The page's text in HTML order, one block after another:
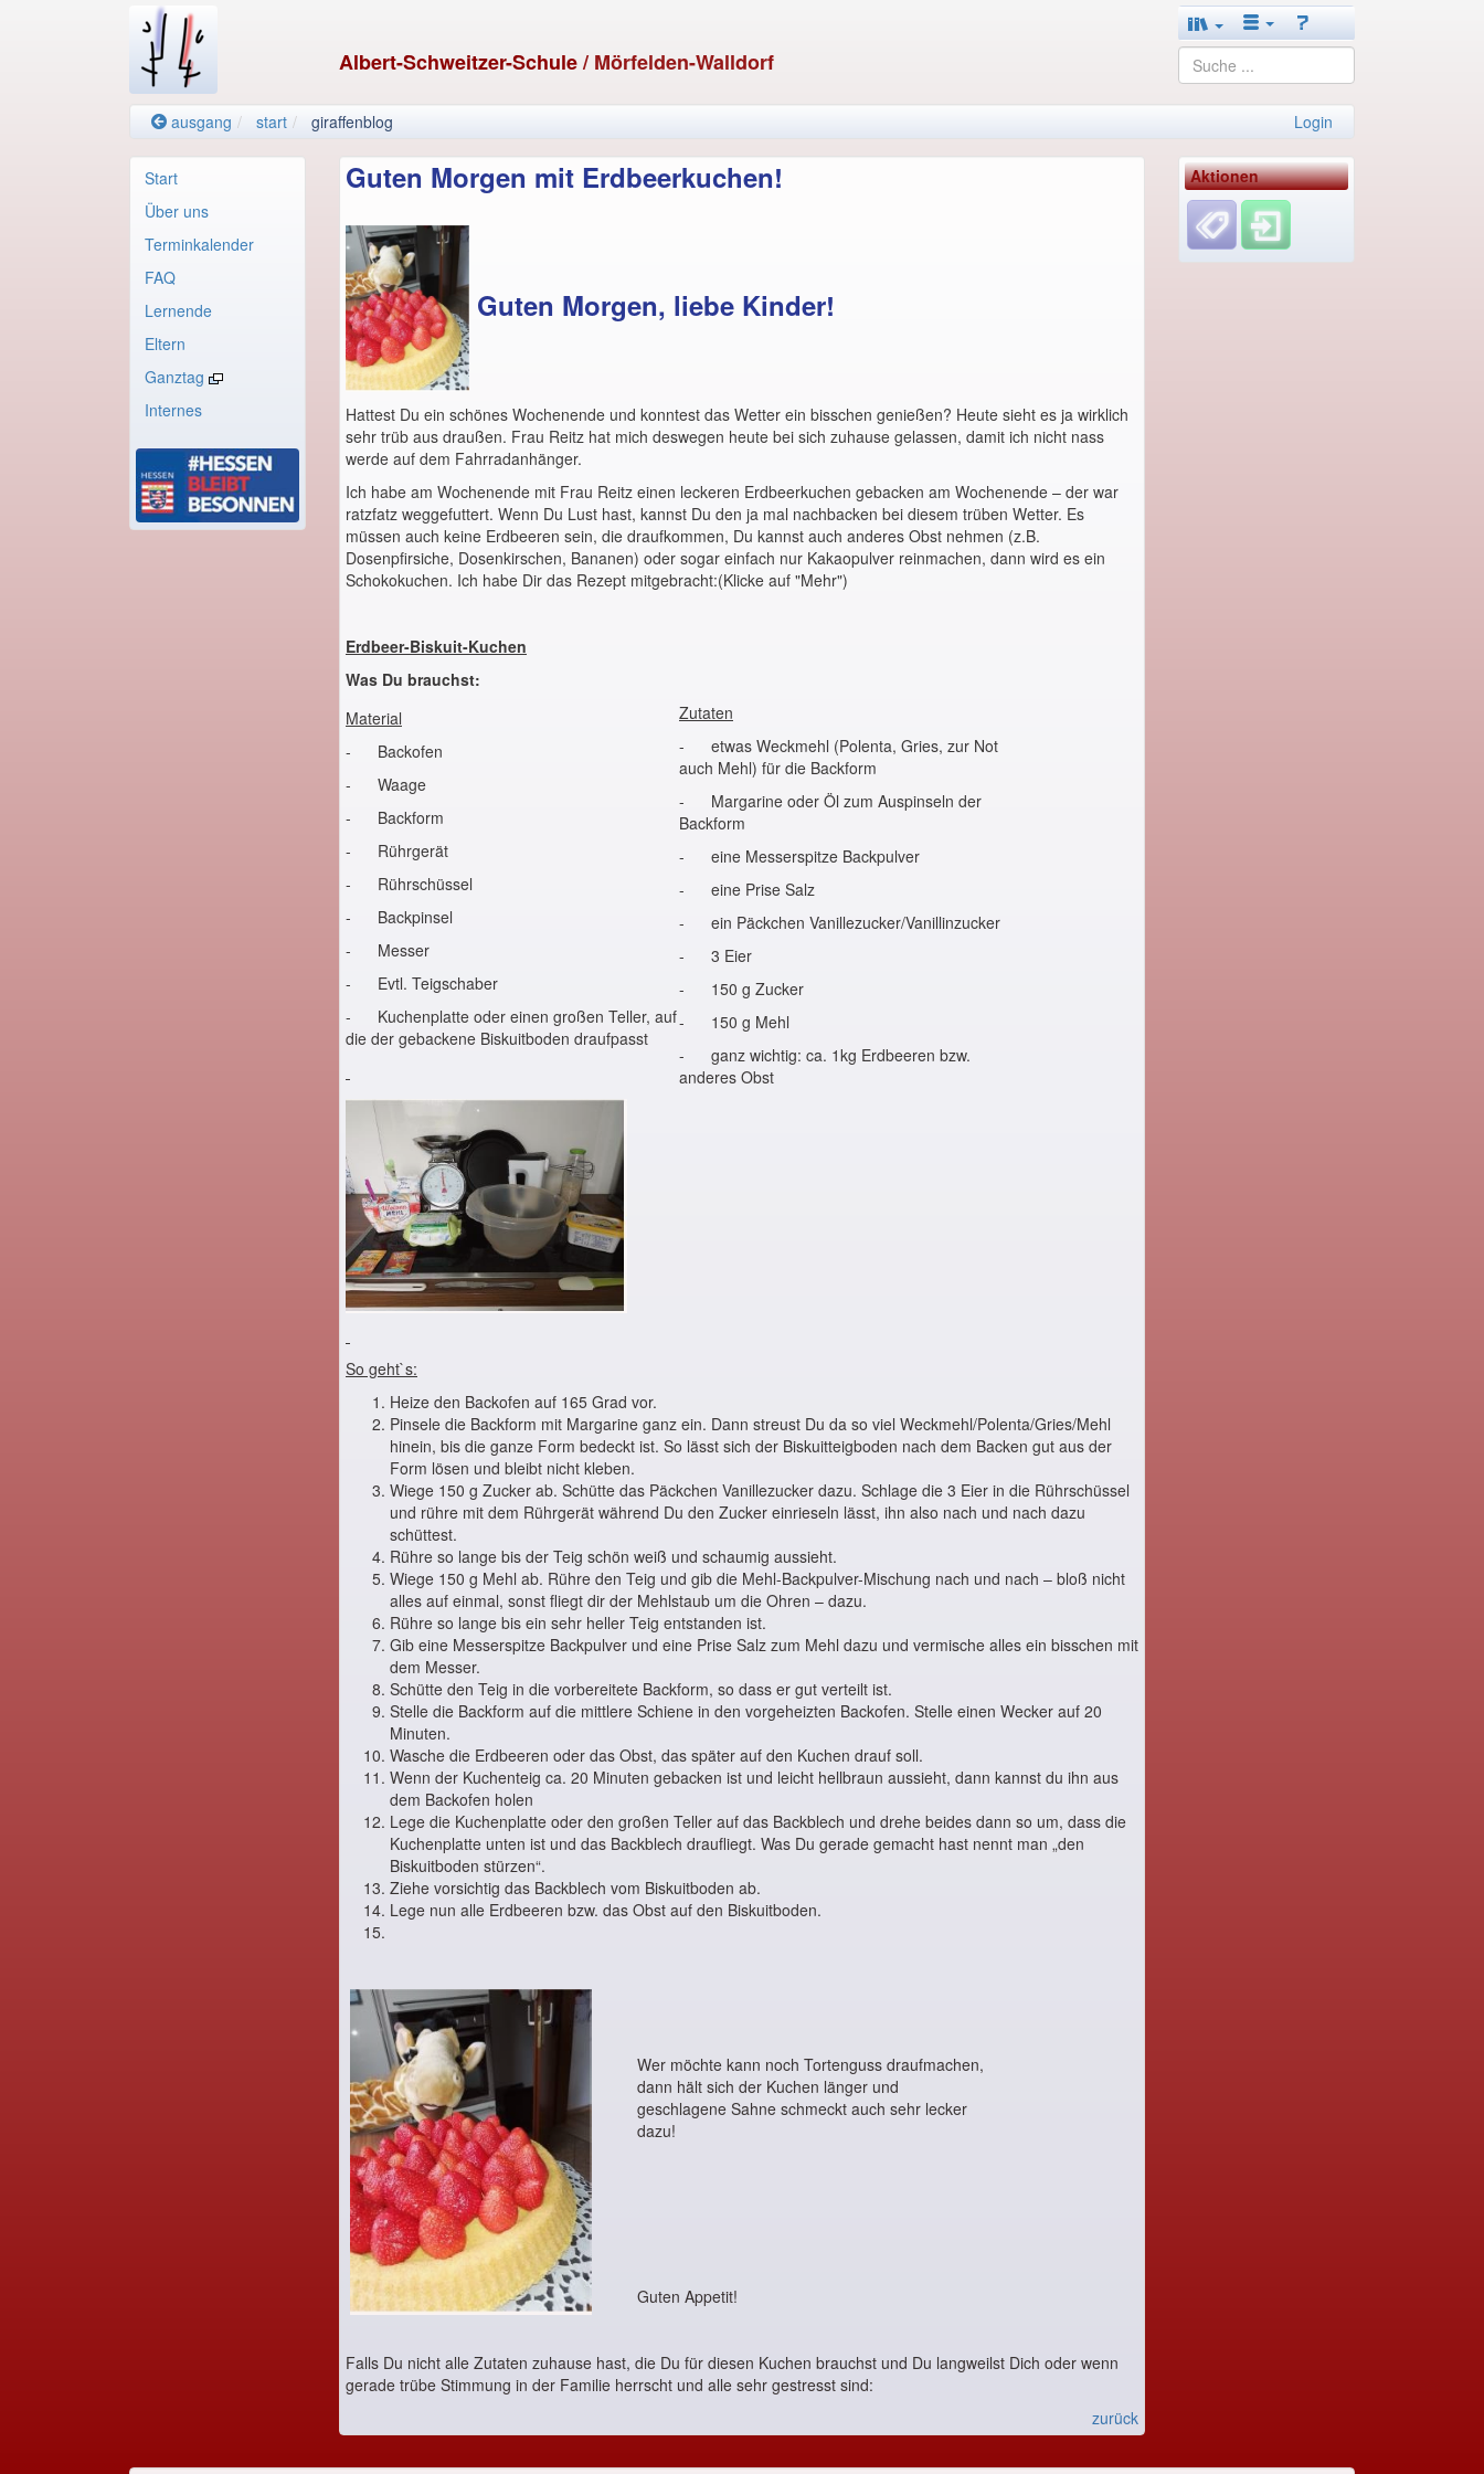
Albert-Schweitzer-Schule/ Mörfelden-Walldorf
ausgang start giraffenblog Login
Start
Über uns
Terminkalender
FAQ
Lernende
Eltern
Ganztag
Internes
Guten Morgen mit Erdbeerkuchen!
Guten Morgen, liebe Kinder!
Hattest Du ein schönes Wochenende und konntest das Wetter ein bisschen genießen? Heute sieht es ja wirklich
sehr trüb aus draußen. Frau Reitz hat mich deswegen heute bei sich zuhause gelassen, damit ich nicht nass
werde auf dem Fahrradanhänger.
Ich habe am Wochenende mit Frau Reitz einen leckeren Erdbeerkuchen gebacken am Wochenende – der war
ratzfatz weggefuttert. Wenn Du Lust hast, kannst Du den ja mal nachbacken bei diesem trüben Wetter. Es
müssen auch keine Erdbeeren sein, die draufkommen, Du kannst auch anderes Obst nehmen (z.B.
Dosenpfirsiche, Dosenkirschen, Bananen) oder sogar einfach nur Kakaopulver reinmachen, dann wird es ein
Schokokuchen. Ich habe Dir das Rezept mitgebracht:(Klicke auf "Mehr")
Erdbeer-Biskuit-Kuchen
Was Du brauchst:
Material
- Backofen
- Waage
- Backform
- Rührgerät
- Rührschüssel
- Backpinsel
- Messer
- Evtl. Teigschaber
- Kuchenplatte oder einen großen Teller, auf
die der gebackene Biskuitboden draufpasst
Zutaten
- etwas Weckmehl (Polenta, Gries, zur Not
auch Mehl) für die Backform
- Margarine oder Öl zum Auspinseln der
Backform
- eine Messerspitze Backpulver
- eine Prise Salz
- ein Päckchen Vanillezucker/Vanillinzucker
- 3 Eier
- 150 g Zucker
- 150 g Mehl
- ganz wichtig: ca. 1kg Erdbeeren bzw.
anderes Obst
So geht`s:
Heize den Backofen auf 165 Grad vor.
Pinsele die Backform mit Margarine ganz ein. Dann streust Du da so viel Weckmehl/Polenta/Gries/Mehl
hinein, bis die ganze Form bedeckt ist. So lässt sich der Biskuitteigboden nach dem Backen gut aus der
Form lösen und bleibt nicht kleben.
Wiege 150 g Zucker ab. Schütte das Päckchen Vanillezucker dazu. Schlage die 3 Eier in die Rührschüssel
und rühre mit dem Rührgerät während Du den Zucker einrieseln lässt, ihn also nach und nach dazu
schüttest.
Rühre so lange bis der Teig schön weiß und schaumig aussieht.
Wiege 150 g Mehl ab. Rühre den Teig und gib die Mehl-Backpulver-Mischung nach und nach – bloß nicht
alles auf einmal, sonst fliegt dir der Mehlstaub um die Ohren – dazu.
Rühre so lange bis ein sehr heller Teig entstanden ist.
Gib eine Messerspitze Backpulver und eine Prise Salz zum Mehl dazu und vermische alles ein bisschen mit
dem Messer.
Schütte den Teig in die vorbereitete Backform, so dass er gut verteilt ist.
Stelle die Backform auf die mittlere Schiene in den vorgeheizten Backofen. Stelle einen Wecker auf 20
Minuten.
Wasche die Erdbeeren oder das Obst, das später auf den Kuchen drauf soll.
Wenn der Kuchenteig ca. 20 Minuten gebacken ist und leicht hellbraun aussieht, dann kannst du ihn aus
dem Backofen holen
Lege die Kuchenplatte oder den großen Teller auf das Backblech und drehe beides dann so um, dass die
Kuchenplatte unten ist und das Backblech draufliegt. Was Du gerade gemacht hast nennt man „den
Biskuitboden stürzen“.
Ziehe vorsichtig das Backblech vom Biskuitboden ab.
Lege nun alle Erdbeeren bzw. das Obst auf den Biskuitboden.
Wer möchte kann noch Tortenguss draufmachen,
dann hält sich der Kuchen länger und
geschlagene Sahne schmeckt auch sehr lecker
dazu!
Guten Appetit!
Falls Du nicht alle Zutaten zuhause hast, die Du für diesen Kuchen brauchst und Du langweilst Dich oder wenn
gerade trübe Stimmung in der Familie herrscht und alle sehr gestresst sind:
zurück
Aktionen